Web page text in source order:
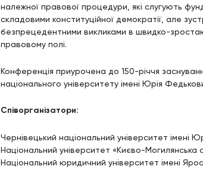
належної правової процедури, які слугують
складовими конституційної демократії, але
безпрецедентними викликами в швидко-
правовому полі.
Конференція приурочена до 150-річчя
національного університету імені Юрія
Співорганізатори:
Чернівецький національний університет імені
Національний університет «Києво-Могилянська
Національний юридичний університет імені